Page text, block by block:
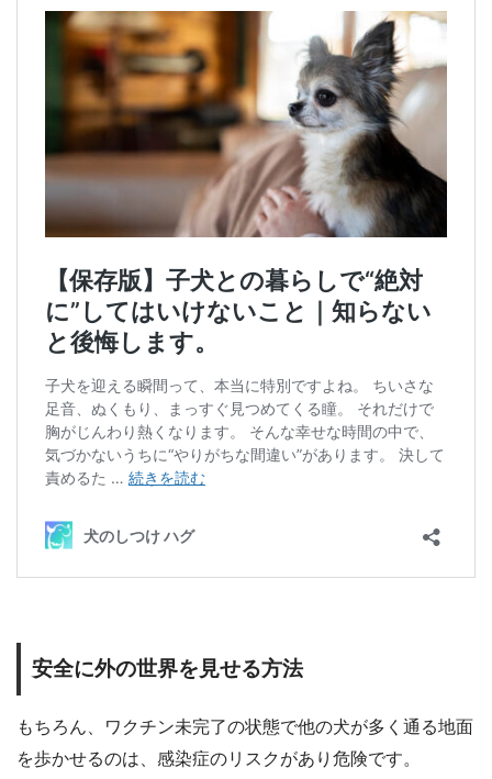
安全に外の世界を見せる方法
もちろん、ワクチン未完了の状態で他の犬が多く通る地面
を歩かせるのは、感染症のリスクがあり危険です。